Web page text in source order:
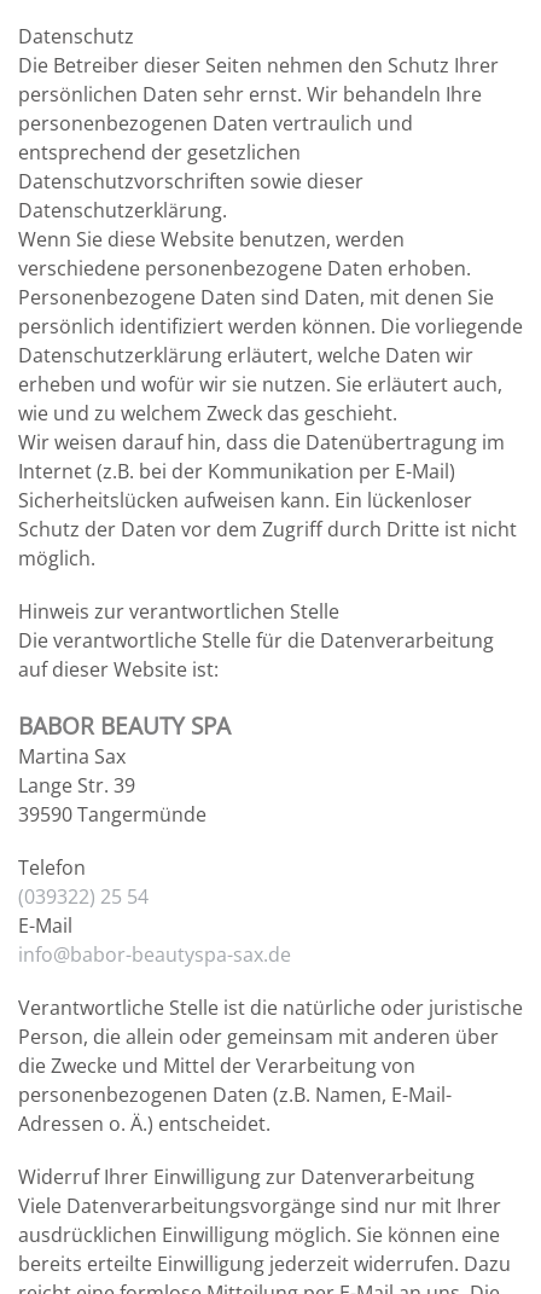
Datenschutz
Die Betreiber dieser Seiten nehmen den Schutz Ihrer
persönlichen Daten sehr ernst. Wir behandeln Ihre
personenbezogenen Daten vertraulich und
entsprechend der gesetzlichen
Datenschutzvorschriften sowie dieser
Datenschutzerklärung.
Wenn Sie diese Website benutzen, werden
verschiedene personenbezogene Daten erhoben.
Personenbezogene Daten sind Daten, mit denen Sie
persönlich identifiziert werden können. Die vorliegende
Datenschutzerklärung erläutert, welche Daten wir
erheben und wofür wir sie nutzen. Sie erläutert auch,
wie und zu welchem Zweck das geschieht.
Wir weisen darauf hin, dass die Datenübertragung im
Internet (z.B. bei der Kommunikation per E-Mail)
Sicherheitslücken aufweisen kann. Ein lückenloser
Schutz der Daten vor dem Zugriff durch Dritte ist nicht
möglich.
Hinweis zur verantwortlichen Stelle
Die verantwortliche Stelle für die Datenverarbeitung
auf dieser Website ist:
BABOR BEAUTY SPA
Martina Sax
Lange Str. 39
39590 Tangermünde
Telefon
(039322) 25 54
E-Mail
info@babor-beautyspa-sax.de
Verantwortliche Stelle ist die natürliche oder juristische
Person, die allein oder gemeinsam mit anderen über
die Zwecke und Mittel der Verarbeitung von
personenbezogenen Daten (z.B. Namen, E-Mail-
Adressen o. Ä.) entscheidet.
Widerruf Ihrer Einwilligung zur Datenverarbeitung
Viele Datenverarbeitungsvorgänge sind nur mit Ihrer
ausdrücklichen Einwilligung möglich. Sie können eine
bereits erteilte Einwilligung jederzeit widerrufen. Dazu